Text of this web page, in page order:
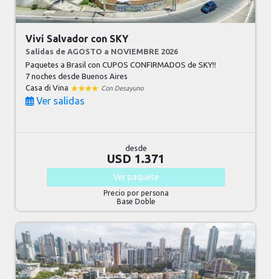
Viví Salvador con SKY
Salidas de AGOSTO a NOVIEMBRE 2026
Paquetes a Brasil con CUPOS CONFIRMADOS de SKY!!
7 nochesdesde Buenos Aires
Casa di Vina
Con Desayuno
Ver salidas
desde
USD 1.371
Ver paquete
Precio por persona
Base Doble